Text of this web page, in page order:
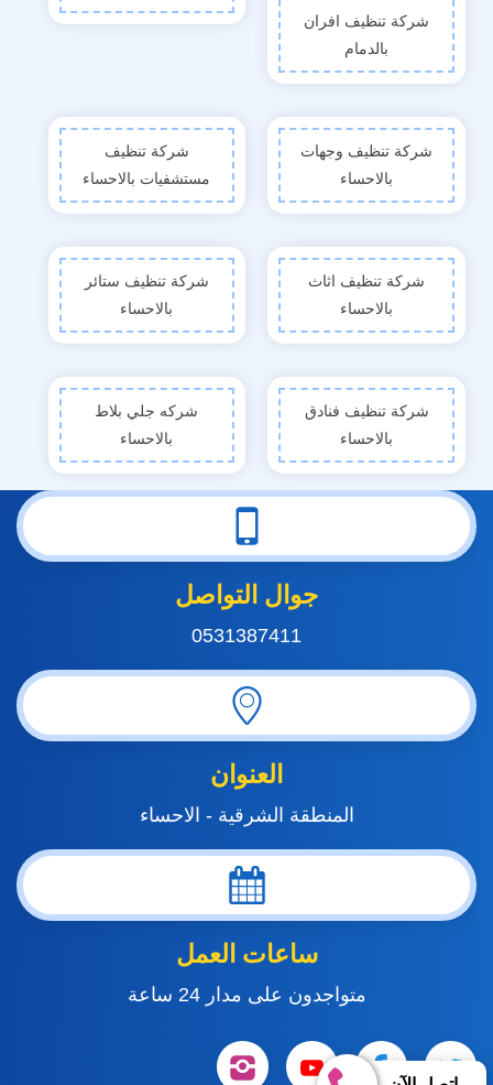
شركة تنظيف افران
بالدمام
شركة تنظيف وجهات
بالاحساء
شركة تنظيف
مستشفيات بالاحساء
شركة تنظيف اثاث
بالاحساء
شركة تنظيف ستائر
بالاحساء
شركة تنظيف فنادق
بالاحساء
شركه جلي بلاط
بالاحساء
جوال التواصل
0531387411
العنوان
المنطقة الشرقية - الاحساء
ساعات العمل
متواجدون على مدار 24 ساعة
تابعنا تابعنا تابعنا تابعنا